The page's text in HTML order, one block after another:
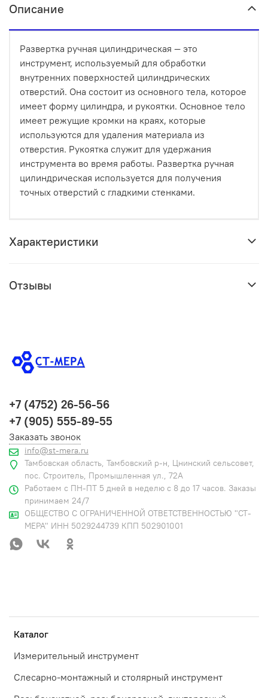
Описание
Развертка ручная цилиндрическая — это
инструмент, используемый для обработки
внутренних поверхностей цилиндрических
отверстий. Она состоит из основного тела, которое
имеет форму цилиндра, и рукоятки. Основное тело
имеет режущие кромки на краях, которые
используются для удаления материала из
отверстия. Рукоятка служит для удержания
инструмента во время работы. Развертка ручная
цилиндрическая используется для получения
точных отверстий с гладкими стенками.
Характеристики
Отзывы
Каталог
Измерительный инструмент
Слесарно-монтажный и столярный инструмент
+7 (4752) 26-56-56
+7 (905) 555-89-55
Заказать звонок
info@st-mera.ru
Тамбовская область, Тамбовский р-н, Цнинский сельсовет,
пос. Строитель, Промышленная ул., 72А
Работаем с ПН-ПТ 5 дней в неделю с 8 до 17 часов. Заказы
принимаем 24/7
ОБЩЕСТВО С ОГРАНИЧЕННОЙ ОТВЕТСТВЕННОСТЬЮ "СТ-
МЕРА" ИНН 5029244739 КПП 502901001